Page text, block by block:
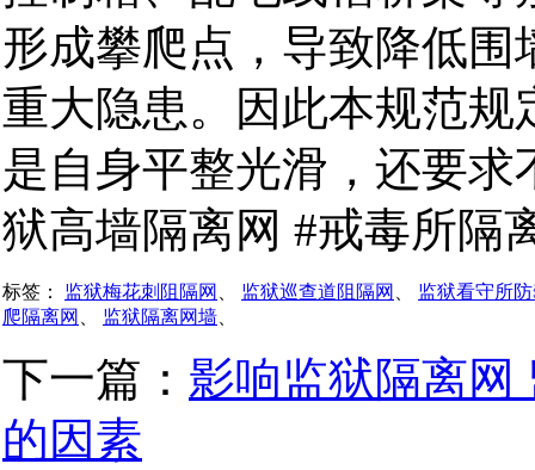
形成攀爬点，导致降低
重大隐患。因此本规范
是自身平整光滑，还要
狱高墙隔离网 #戒毒所隔
标签： 监狱梅花刺阻隔网 监狱巡查道阻隔网
监狱看守所
爬隔离网
监狱隔离网墙
下一篇： 影响监狱隔离网
的因素